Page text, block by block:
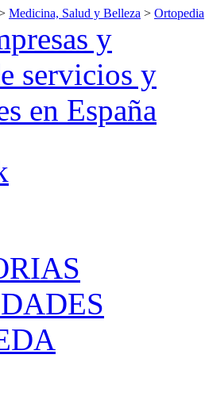
Medicina, Salud y Belleza > Ortopedia